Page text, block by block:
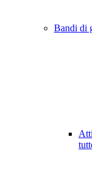
Bandi di